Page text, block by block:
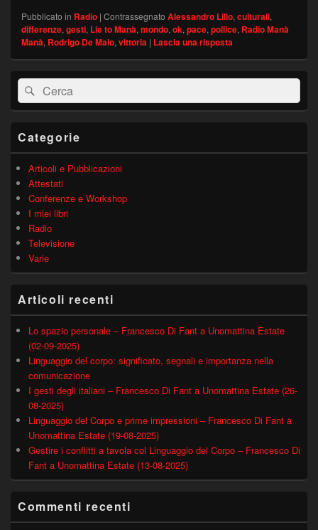
Pubblicato in Radio | Contrassegnato Alessandro Lillo,culturali,
differenze,gesti, Lie to Manà,mondo,ok,pace,pollice, Radio Manà
Manà, Rodrigo De Maio,vittoria | Lascia una risposta
Area
widget
barra
Cerca:Cerca
Categorie
Articoli e Pubblicazioni
Attestati
Conferenze e Workshop
I miei libri
Radio
Televisione
Varie
Articoli recenti
Lo spazio personale – Francesco Di Fant a Unomattina Estate
(02-09-2025)
Linguaggio del corpo: significato, segnali e importanza nella
comunicazione
I gesti degli italiani – Francesco Di Fant a Unomattina Estate (26-
08-2025)
Linguaggio del Corpo e prime impressioni – Francesco Di Fant a
Unomattina Estate (19-08-2025)
Gestire i conflitti a tavola col Linguaggio del Corpo – Francesco Di
Fant a Unomattina Estate (13-08-2025)
Commenti recenti